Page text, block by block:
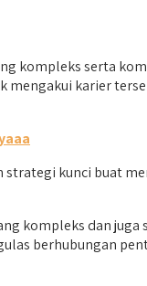
kompleks serta
mengakui karier
kunci buat
kompleks dan
berhubungan